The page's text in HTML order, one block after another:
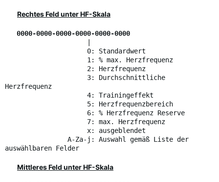
Rechtes Feld unter HF-Skala
0000-0000-0000-0000-0000-0000
0: Standardwert
1: % max. Herzfrequenz
2: Herzfrequenz
3: Durchschnittliche
Herzfrequenz
4: Trainingeffekt
5: Herzfrequenzbereich
6: % Herzfrequenz Reserve
7: max. Herzfrequenz
x: ausgeblendet
A-Za-j: Auswahl gemäß Liste der
auswählbaren Felder
Mittleres Feld unter HF-Skala